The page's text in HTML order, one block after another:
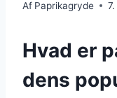
Af Paprikagryde
Hvad er
dens